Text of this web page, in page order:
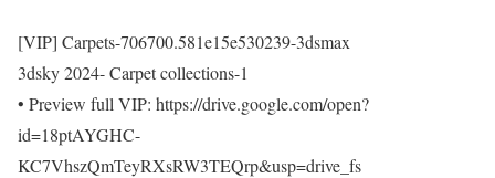
[VIP] Carpets-706700.581e15e530239-3dsmax
3dsky 2024- Carpet collections-1
• Preview full VIP: https://drive.google.com/open?
id=18ptAYGHC-
KC7VhszQmTeyRXsRW3TEQrp&usp=drive_fs